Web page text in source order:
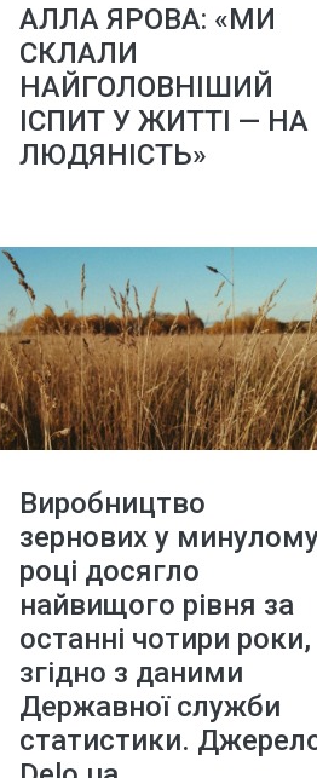
АЛЛА ЯРОВА: «МИ
СКЛАЛИ
НАЙГОЛОВНІШИЙ
ІСПИТ У ЖИТТІ — НА
ЛЮДЯНІСТЬ»
Виробництво
зернових у
році досягло
найвищого рівня за
останні чотири роки,
згідно з даними
Державної служби
статистики.